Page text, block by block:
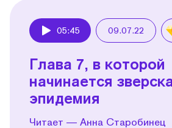
05:45 09.07.22
Глава 7, в которой
начинается
эпидемия
Читает — Анна Старобинец